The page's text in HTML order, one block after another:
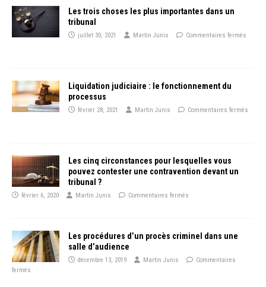
Les trois choses les plus importantes dans un
tribunal
juillet 30, 2021 Martin Junis Commentaires fermés
Liquidation judiciaire : le fonctionnement du
processus
février 28, 2021 Martin Junis Commentaires fermés
Les cinq circonstances pour lesquelles vous
pouvez contester une contravention devant un
tribunal ?
février 6, 2020 Martin Junis Commentaires fermés
Les procédures d’un procès criminel dans une
salle d’audience
décembre 13, 2019 Martin Junis
Commentaires
fermés